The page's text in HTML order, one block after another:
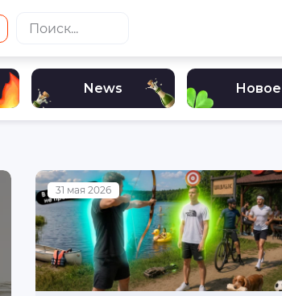
News Новое
31 мая 2026